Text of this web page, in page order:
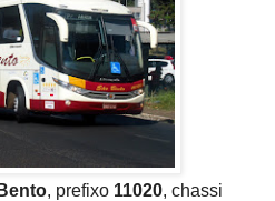
, prefixo 11020, chassi